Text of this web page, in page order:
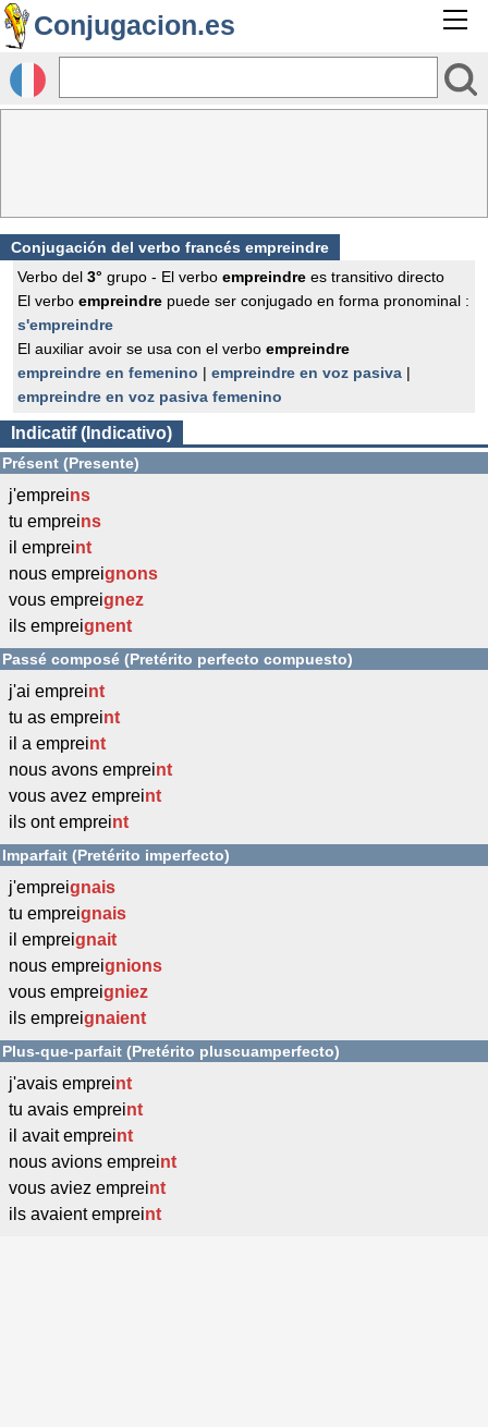
Conjugacion.es
Conjugación del verbo francés empreindre
Verbo del 3° grupo - El verbo empreindre es transitivo directo
El verbo empreindre puede ser conjugado en forma pronominal :
s'empreindre
El auxiliar avoir se usa con el verbo empreindre
empreindre en femenino | empreindre en voz pasiva |
empreindre en voz pasiva femenino
Indicatif (Indicativo)
Présent (Presente)
j'empreins
tu empreins
il empreint
nous empreignons
vous empreignez
ils empreignent
Passé composé (Pretérito perfecto compuesto)
j'ai empreint
tu as empreint
il a empreint
nous avons empreint
vous avez empreint
ils ont empreint
Imparfait (Pretérito imperfecto)
j'empreignais
tu empreignais
il empreignait
nous empreignions
vous empreigniez
ils empreignaient
Plus-que-parfait (Pretérito pluscuamperfecto)
j'avais empreint
tu avais empreint
il avait empreint
nous avions empreint
vous aviez empreint
ils avaient empreint